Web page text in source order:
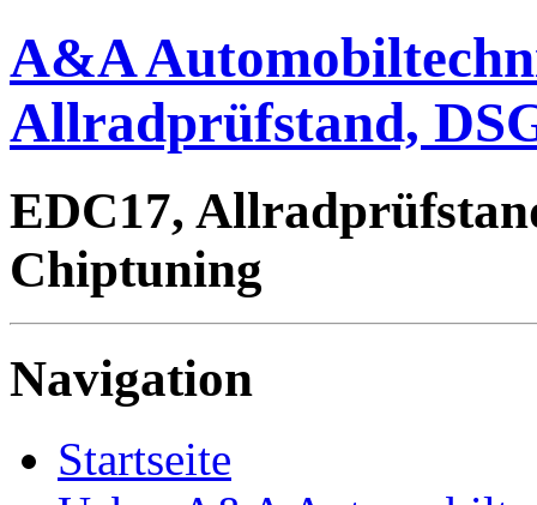
A&A
Allradprüfstand,
EDC17,
Chiptuning
Navigation
Startseite